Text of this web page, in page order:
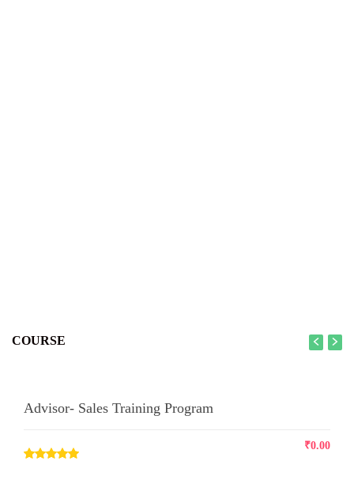
COURSE
Advisor- Sales Training Program
₹0.00